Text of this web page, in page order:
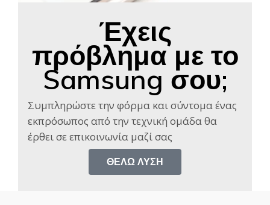
Έχεις
πρόβλημα με το
Samsung σου;
Συμπληρώστε την φόρμα και σύντομα ένας
εκπρόσωπος από την τεχνική ομάδα θα
έρθει σε επικοινωνία μαζί σας​
ΘΈΛΩ ΛΎΣΗ